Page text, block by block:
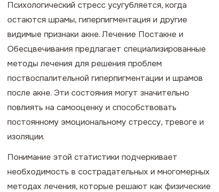
Психологический стресс усугубляется, когда
остаются шрамы, гиперпигментация и другие
видимые признаки акне.Лечение Постакне и
Обесцвечивания предлагает специализированные
методы лечения для решения проблем
поствоспалительной гиперпигментации и шрамов
после акне. Эти состояния могут значительно
повлиять на самооценку и способствовать
постоянному эмоциональному стрессу, тревоге и
изоляции.
Понимание этой статистики подчеркивает
необходимость в сострадательных и многомерных
методах лечения, которые решают как физические